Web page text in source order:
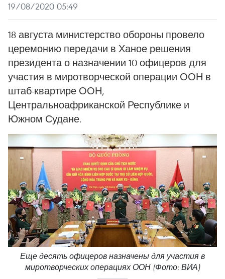
19/08/2020 05:49
18 августа министерство обороны провело
церемонию передачи в Ханое решения
президента о назначении 10 офицеров для
участия в миротворческой операции ООН в
штаб-квартире ООН,
Центральноафриканской Республике и
Южном Судане.
Еще десять офицеров назначены для участия в
миротворческих операциях ООН (Фото: ВИА)